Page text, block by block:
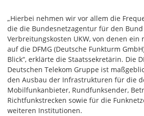
„Hierbei nehmen wir vor allem die
die die Bundesnetzagentur für den
Verbreitungskosten UKW, von denen ein
auf die DFMG (Deutsche Funkturm
Blick“, erklärte die Staatssekretärin. Die
Deutschen Telekom Gruppe ist
den Ausbau der Infrastrukturen für die
Mobilfunkanbieter, Rundfunksender,
Richtfunkstrecken sowie für die
weiteren Institutionen.